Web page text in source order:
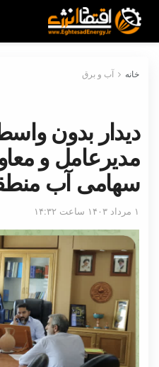
خانه آب و برق
دیدار بدون
مدیرعامل و
سهامی آب
۱ مرداد ۱۴۰۳ ساعت ۱۴:۳۲